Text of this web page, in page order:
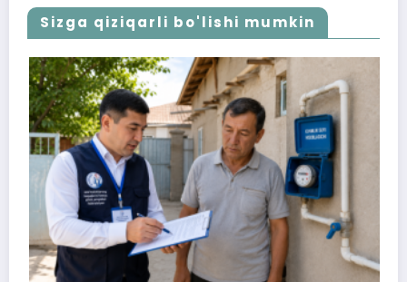
Sizga qiziqarli bo'lishi mumkin